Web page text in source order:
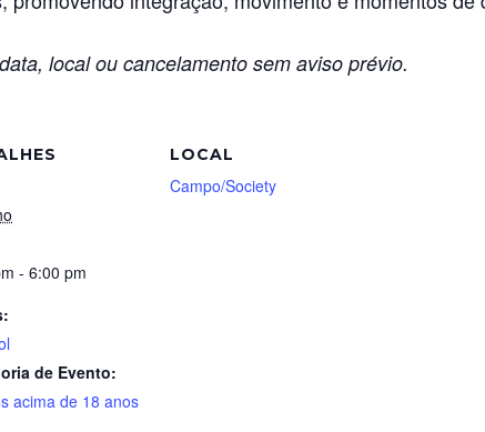
local ou cancelamento sem aviso prévio.
- 6:00 pm
de Evento:
acima de 18 anos
LOCAL
Campo/Society